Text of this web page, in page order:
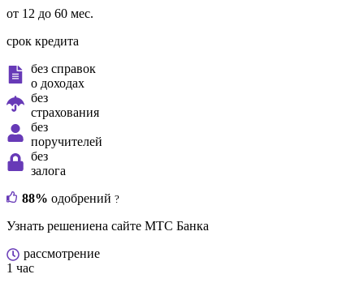
от 12 до 60 мес.
срок кредита
без справок
о доходах
без
страхования
без
поручителей
без
залога
88% одобрений ?
Узнать решениена сайте МТС Банка
рассмотрение
1 час